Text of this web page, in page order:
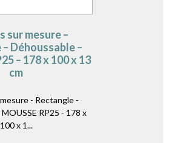
sur mesure –
Déhoussable –
– 178 x 100 x 13
cm
- Rectangle -
RP25 - 178 x
100 x 1...